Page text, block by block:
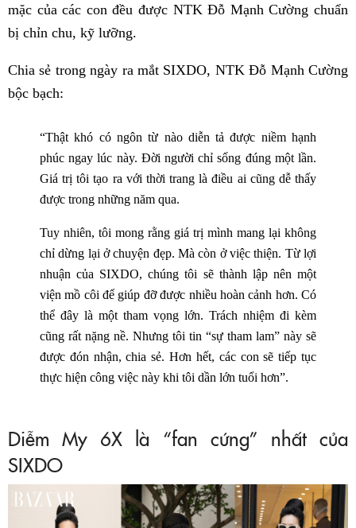
mặc của các con đều được NTK Đỗ Mạnh Cường chuẩn
bị chỉn chu, kỹ lưỡng.
Chia sẻ trong ngày ra mắt SIXDO, NTK Đỗ Mạnh Cường
bộc bạch:
“Thật khó có ngôn từ nào diễn tả được niềm hạnh
phúc ngay lúc này. Đời người chỉ sống đúng một lần.
Giá trị tôi tạo ra với thời trang là điều ai cũng dễ thấy
được trong những năm qua.
Tuy nhiên, tôi mong rằng giá trị mình mang lại không
chỉ dừng lại ở chuyện đẹp. Mà còn ở việc thiện. Từ lợi
nhuận của SIXDO, chúng tôi sẽ thành lập nên một
viện mồ côi để giúp đỡ được nhiều hoàn cảnh hơn. Có
thể đây là một tham vọng lớn. Trách nhiệm đi kèm
cũng rất nặng nề. Nhưng tôi tin “sự tham lam” này sẽ
được đón nhận, chia sẻ. Hơn hết, các con sẽ tiếp tục
thực hiện công việc này khi tôi dần lớn tuổi hơn”.
Diễm My 6X là “fan cứng” nhất của
SIXDO